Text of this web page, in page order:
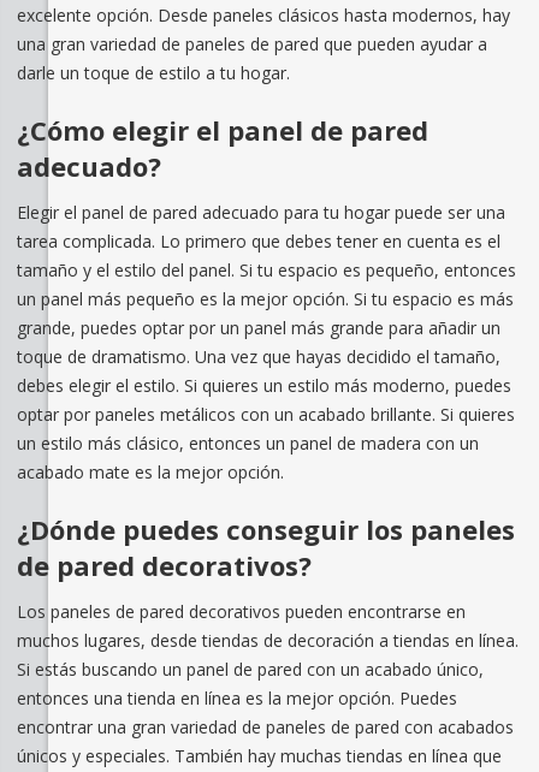
excelente opción. Desde paneles clásicos hasta modernos, hay
una gran variedad de paneles de pared que pueden ayudar a
darle un toque de estilo a tu hogar.
¿Cómo elegir el panel de pared
adecuado?
Elegir el panel de pared adecuado para tu hogar puede ser una
tarea complicada. Lo primero que debes tener en cuenta es el
tamaño y el estilo del panel. Si tu espacio es pequeño, entonces
un panel más pequeño es la mejor opción. Si tu espacio es más
grande, puedes optar por un panel más grande para añadir un
toque de dramatismo. Una vez que hayas decidido el tamaño,
debes elegir el estilo. Si quieres un estilo más moderno, puedes
optar por paneles metálicos con un acabado brillante. Si quieres
un estilo más clásico, entonces un panel de madera con un
acabado mate es la mejor opción.
¿Dónde puedes conseguir los paneles
de pared decorativos?
Los paneles de pared decorativos pueden encontrarse en
muchos lugares, desde tiendas de decoración a tiendas en línea.
Si estás buscando un panel de pared con un acabado único,
entonces una tienda en línea es la mejor opción. Puedes
encontrar una gran variedad de paneles de pared con acabados
únicos y especiales. También hay muchas tiendas en línea que